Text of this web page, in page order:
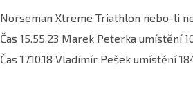
Norseman Xtreme Triathlon nebo-li
Čas 15.55.23 Marek Peterka umístění
Čas 17.10.18 Vladimír Pešek umístění